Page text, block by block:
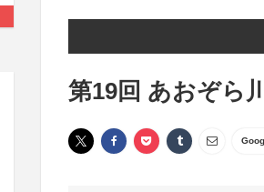
第19回 あおぞら